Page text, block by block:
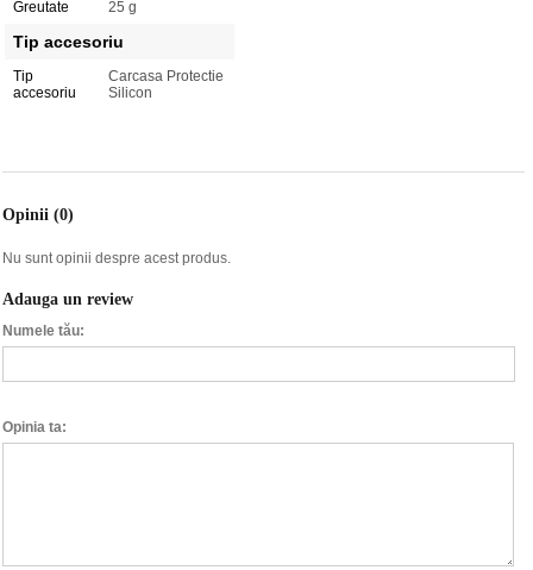
Greutate
25 g
Tip accesoriu
Tip
accesoriu
Carcasa Protectie
Silicon
Opinii (0)
Nu sunt opinii despre acest produs.
Adauga un review
Numele tău:
Opinia ta: